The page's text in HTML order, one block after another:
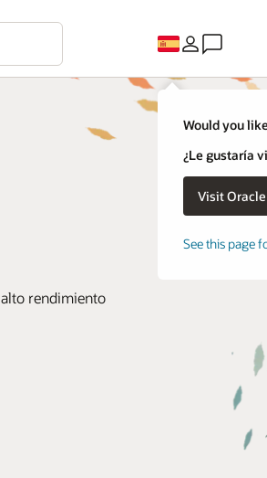
Would you
¿Le gustaría
See this page
rendimiento